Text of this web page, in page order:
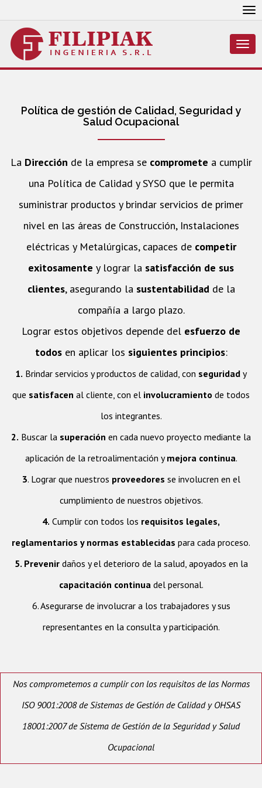
Política de gestión de Calidad, Seguridad y
Salud Ocupacional
La Dirección de la empresa se compromete a cumplir
una Política de Calidad y SYSO que le permita
suministrar productos y brindar servicios de primer
nivel en las áreas de Construcción, Instalaciones
eléctricas y Metalúrgicas, capaces de competir
exitosamente y lograr la satisfacción de sus
clientes, asegurando la sustentabilidadde la
compañía a largo plazo.
Lograr estos objetivos depende del esfuerzo de
todosen aplicar los siguientes principios:
1. Brindar servicios y productos de calidad, con seguridad y
que satisfacen al cliente, con el involucramiento de todos
los integrantes.
2. Buscar la superación en cada nuevo proyecto mediante la
aplicación de la retroalimentación ymejora continua.
3. Lograr que nuestros proveedores se involucren en el
cumplimiento de nuestros objetivos.
4. Cumplir con todos los requisitos legales,
reglamentarios y normas establecidas para cada proceso.
5. Prevenirdaños y el deterioro de la salud, apoyados en la
capacitación continuadel personal.
6. Asegurarse de involucrar a los trabajadores y sus
representantes en la consulta y participación.
Nos comprometemos a cumplir con los requisitos de las Normas
ISO 9001:2008 de Sistemas de Gestión de Calidad y OHSAS
18001:2007 de Sistema de Gestión de la Seguridad y Salud
Ocupacional